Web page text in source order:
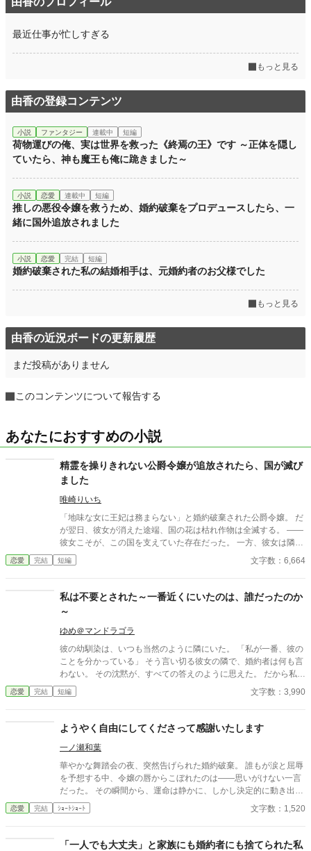
最近仕事が忙しすぎる
もっと見る
由香の登録コンテンツ
小説 ファンタジー 連載中 短編
荷物運びの俺、実は世界を救った《終焉の王》です ～正体を隠し
ていたら、神も魔王も俺に跪きました～
小説 恋愛 連載中 短編
推しの悪役令嬢を救うため、婚約破棄をプロデュースしたら、一
緒に国外追放されました
小説 恋愛 完結 短編
婚約破棄された私の結婚相手は、元婚約者のお父様でした
もっと見る
由香の近況ボードの更新履歴
まだ投稿がありません
このコンテンツについて報告する
あなたにおすすめの小説
精霊を操りきれない公爵令嬢が追放されたら、国が滅び
ました
唯崎りいち
「地味な女に王妃は務まらない」と婚約破棄された公爵令嬢。 だ
が翌日、彼女が消えた途端、国の花は枯れ作物は全滅する。 ――
彼女こそが、この国を支えていた存在だった。 一方、彼女は隣国
で“氷の将軍”に溺愛されていた。 手遅れになってから縋る王子と
滅びゆく国をよそに、彼女は初めての恋を知る。
恋愛 完結 短編 文字数：6,664
私は不要とされた～一番近くにいたのは、誰だったのか
～
ゆめ＠マンドラゴラ
彼の幼馴染は、いつも当然のように隣にいた。 「私が一番、彼の
ことを分かっている」 そう言い切る彼女の隣で、婚約者は何も言
わない。 その沈黙が、すべての答えのように思えた。 だから私
は、身を引いた。 ――はずだった。 一番近くにいたのは、本当に
彼女だったのか。 「不要とされた」シリーズ第三弾。
恋愛 完結 短編 文字数：3,990
ようやく自由にしてくださって感謝いたします
一ノ瀬和葉
華やかな舞踏会の夜、突然告げられた婚約破棄。 誰もが涙と屈辱
を予想する中、令嬢の唇からこぼれたのは――思いがけない一言
だった。 その瞬間から、運命は静かに、しかし決定的に動き出
す。 ※ご都合です、小説家になろう様でも投稿しています。
恋愛 完結 ｼｮｰﾄｼｮｰﾄ 文字数：1,520
「一人でも大丈夫」と家族にも婚約者にも捨てられた私